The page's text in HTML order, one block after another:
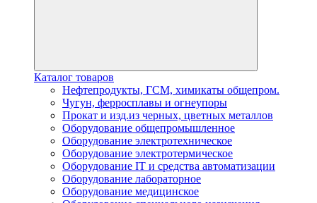
Каталог товаров
Нефтепродукты, ГСМ, химикаты общепром.
Чугун, ферросплавы и огнеупоры
Прокат и изд.из черных, цветных металлов
Оборудование общепромышленное
Оборудование электротехническое
Оборудование электротермическое
Оборудование IT и средства автоматизации
Оборудование лабораторное
Оборудование медицинское